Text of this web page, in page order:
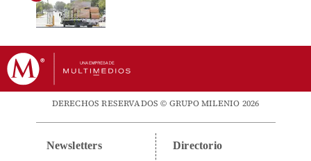
DERECHOS RESERVADOS © GRUPO MILENIO 2026
Newsletters Directorio